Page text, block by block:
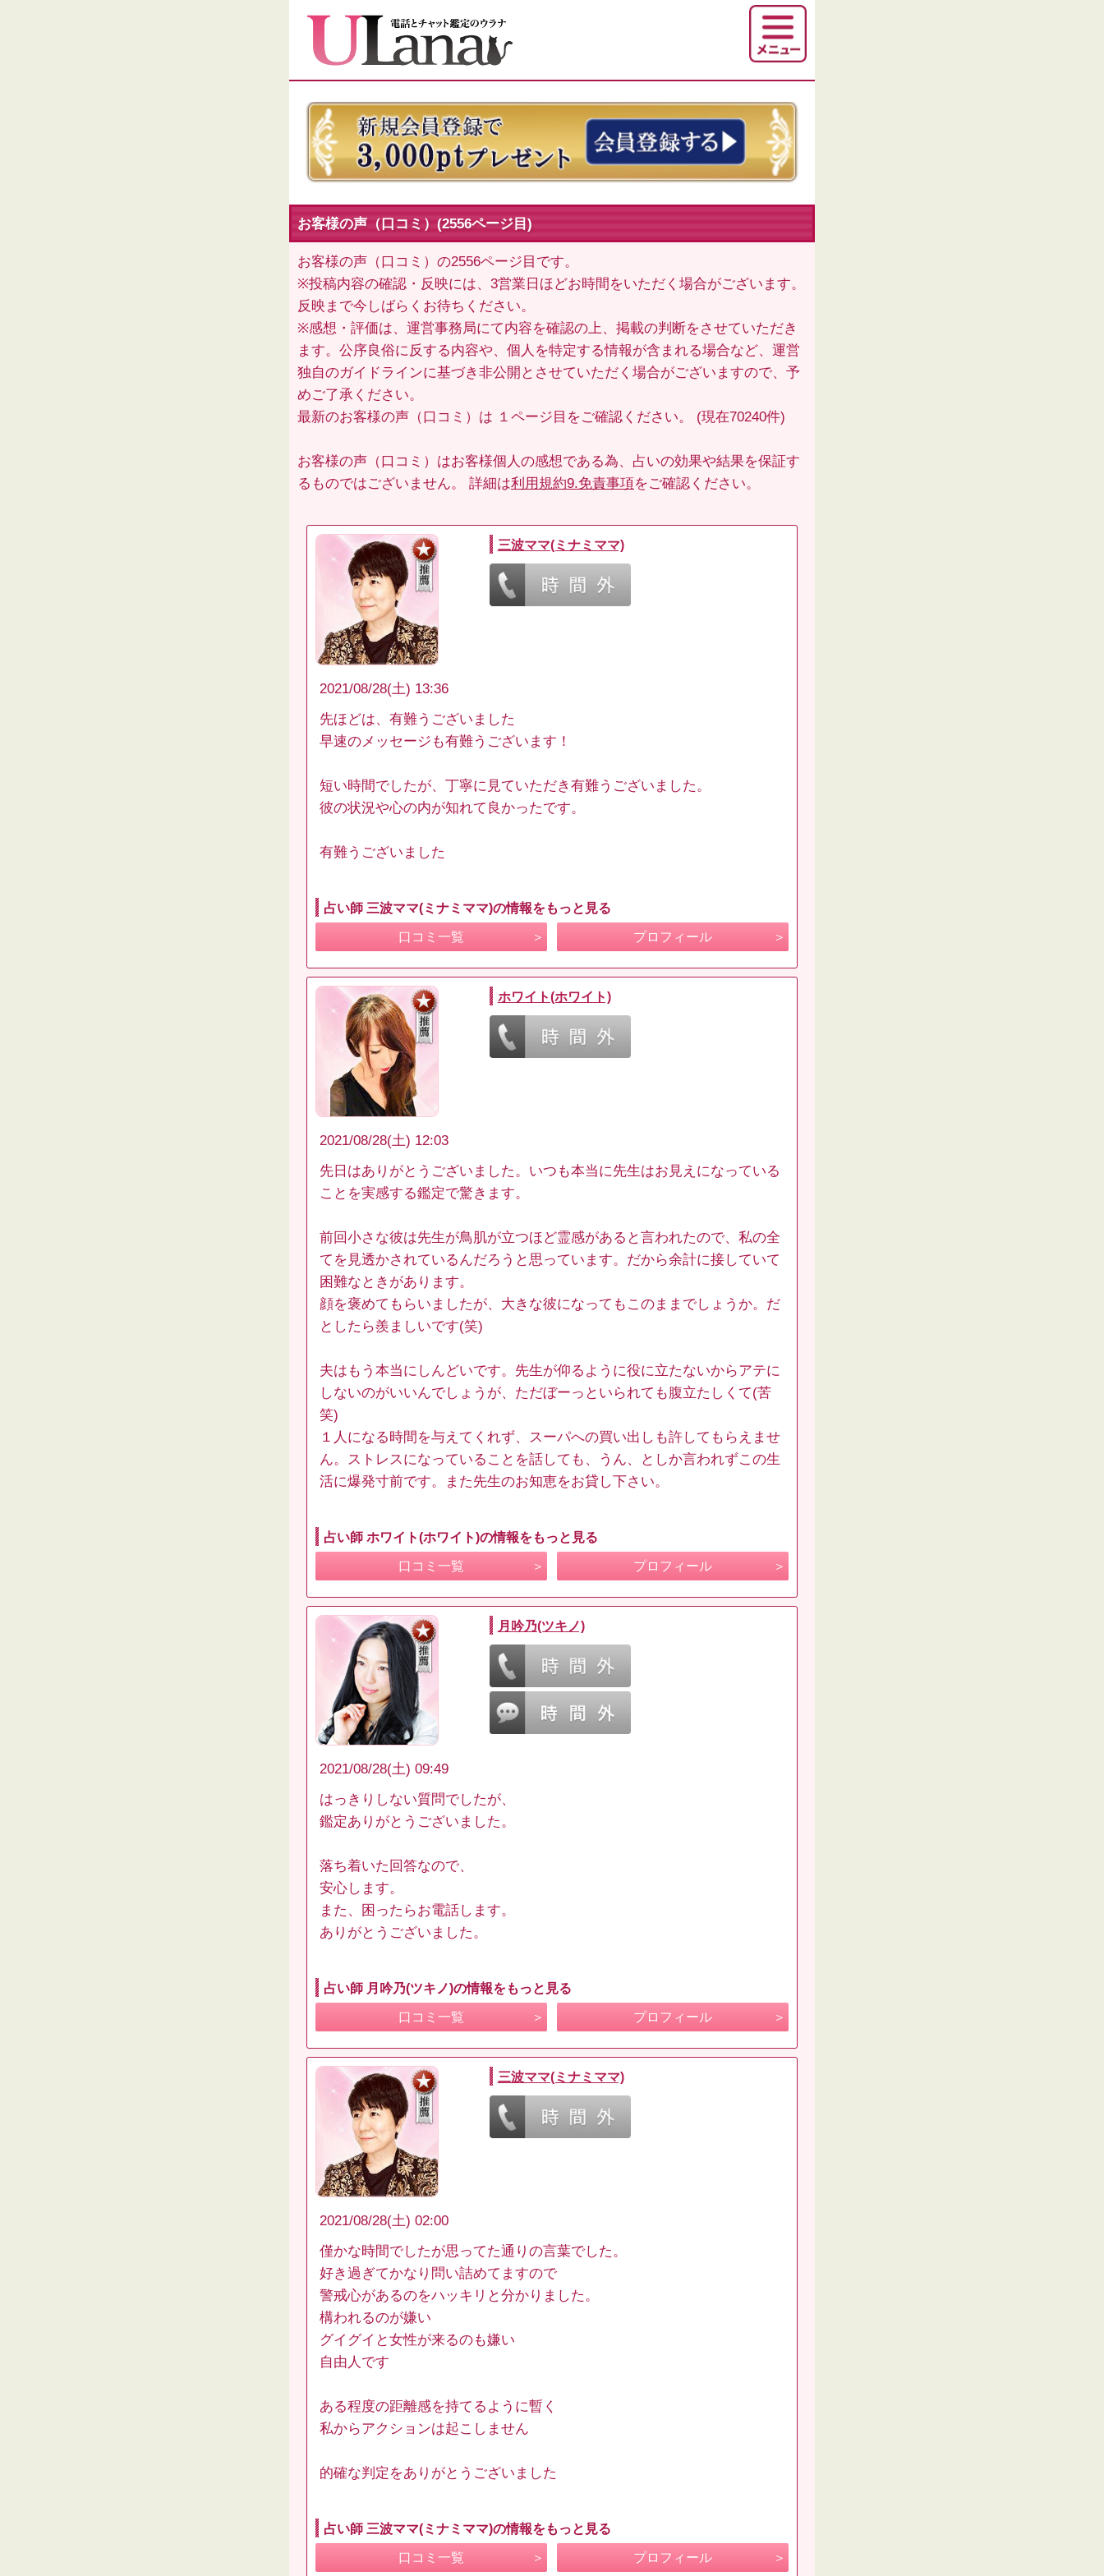
お客様の声（口コミ）(2556ページ目)
お客様の声（口コミ）の2556ページ目です。
※投稿内容の確認・反映には、3営業日ほどお時間をいただく場合がございます。
反映まで今しばらくお待ちください。
※感想・評価は、運営事務局にて内容を確認の上、掲載の判断をさせていただき
ます。公序良俗に反する内容や、個人を特定する情報が含まれる場合など、運営
独自のガイドラインに基づき非公開とさせていただく場合がございますので、予
めご了承ください。
最新のお客様の声（口コミ）は １ページ目 をご確認ください。 (現在70240件)
お客様の声（口コミ）はお客様個人の感想である為、占いの効果や結果を保証す
るものではございません。 詳細は利用規約9.免責事項をご確認ください。
三波ママ(ミナミママ)
2021/08/28(土) 13:36
先ほどは、有難うございました
早速のメッセージも有難うございます！
短い時間でしたが、丁寧に見ていただき有難うございました。
彼の状況や心の内が知れて良かったです。
有難うございました
占い師 三波ママ(ミナミママ)の情報をもっと見る
口コミ一覧 プロフィール
ホワイト(ホワイト)
2021/08/28(土) 12:03
先日はありがとうございました。いつも本当に先生はお見えになっている
ことを実感する鑑定で驚きます。
前回小さな彼は先生が鳥肌が立つほど霊感があると言われたので、私の全
てを見透かされているんだろうと思っています。だから余計に接していて
困難なときがあります。
顔を褒めてもらいましたが、大きな彼になってもこのままでしょうか。だ
としたら羨ましいです(笑)
夫はもう本当にしんどいです。先生が仰るように役に立たないからアテに
しないのがいいんでしょうが、ただぼーっといられても腹立たしくて(苦
笑)
１人になる時間を与えてくれず、スーパへの買い出しも許してもらえませ
ん。ストレスになっていることを話しても、うん、としか言われずこの生
活に爆発寸前です。また先生のお知恵をお貸し下さい。
占い師 ホワイト(ホワイト)の情報をもっと見る
口コミ一覧 プロフィール
月吟乃(ツキノ)
2021/08/28(土) 09:49
はっきりしない質問でしたが、
鑑定ありがとうございました。
落ち着いた回答なので、
安心します。
また、困ったらお電話します。
ありがとうございました。
占い師 月吟乃(ツキノ)の情報をもっと見る
口コミ一覧 プロフィール
三波ママ(ミナミママ)
2021/08/28(土) 02:00
僅かな時間でしたが思ってた通りの言葉でした。
好き過ぎてかなり問い詰めてますので
警戒心があるのをハッキリと分かりました。
構われるのが嫌い
グイグイと女性が来るのも嫌い
自由人です
ある程度の距離感を持てるように暫く
私からアクションは起こしません
的確な判定をありがとうございました
占い師 三波ママ(ミナミママ)の情報をもっと見る
口コミ一覧 プロフィール